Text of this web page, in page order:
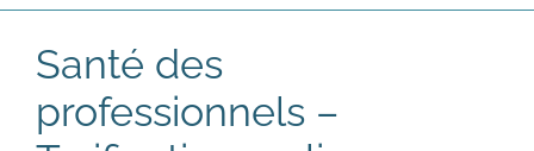
Santé des
professionnels –